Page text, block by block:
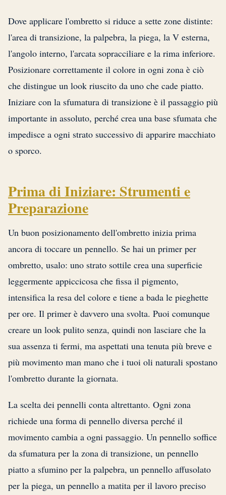
Dove applicare l'ombretto si riduce a sette zone distinte:
l'area di transizione, la palpebra, la piega, la V esterna,
l'angolo interno, l'arcata sopracciliare e la rima inferiore.
Posizionare correttamente il colore in ogni zona è ciò
che distingue un look riuscito da uno che cade piatto.
Iniziare con la sfumatura di transizione è il passaggio più
importante in assoluto, perché crea una base sfumata che
impedisce a ogni strato successivo di apparire macchiato
o sporco.
Prima di Iniziare: Strumenti e
Preparazione
Un buon posizionamento dell'ombretto inizia prima
ancora di toccare un pennello. Se hai un primer per
ombretto, usalo: uno strato sottile crea una superficie
leggermente appiccicosa che fissa il pigmento,
intensifica la resa del colore e tiene a bada le pieghette
per ore. Il primer è davvero una svolta. Puoi comunque
creare un look pulito senza, quindi non lasciare che la
sua assenza ti fermi, ma aspettati una tenuta più breve e
più movimento man mano che i tuoi oli naturali spostano
l'ombretto durante la giornata.
La scelta dei pennelli conta altrettanto. Ogni zona
richiede una forma di pennello diversa perché il
movimento cambia a ogni passaggio. Un pennello soffice
da sfumatura per la zona di transizione, un pennello
piatto a sfumino per la palpebra, un pennello affusolato
per la piega, un pennello a matita per il lavoro preciso